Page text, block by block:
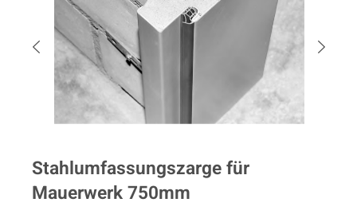
Stahlumfassungszarge für
Mauerwerk 750mm